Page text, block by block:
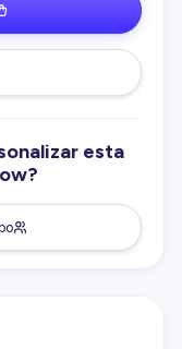
esta